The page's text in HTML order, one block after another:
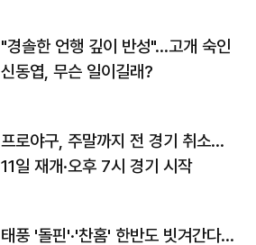
"경솔한 언행 깊이 반성"…고개 숙인
신동엽, 무슨 일이길래?
프로야구, 주말까지 전 경기 취소…
11일 재개·오후 7시 경기 시작
태풍 '돌핀'·'찬홈' 한반도 빗겨간다…